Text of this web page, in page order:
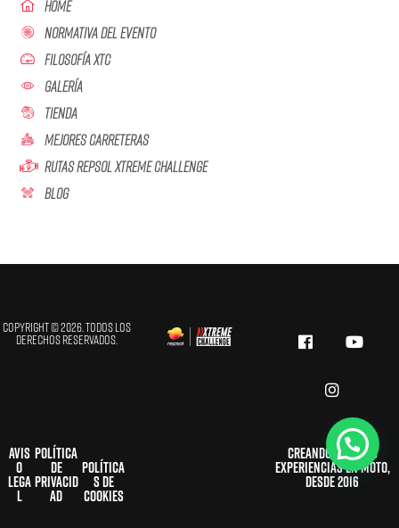
Home
Normativa Del Evento
Filosofía XTC
Galería
Tienda
Mejores Carreteras
Rutas Repsol Xtreme Challenge
Blog
Copyright © 2026. Todos los
derechos reservados.
Avis
o
Lega
l
Política
de
privacid
ad
Política
s de
cookies
Creando grandes
experiencias en moto,
desde 2016
TRAIL